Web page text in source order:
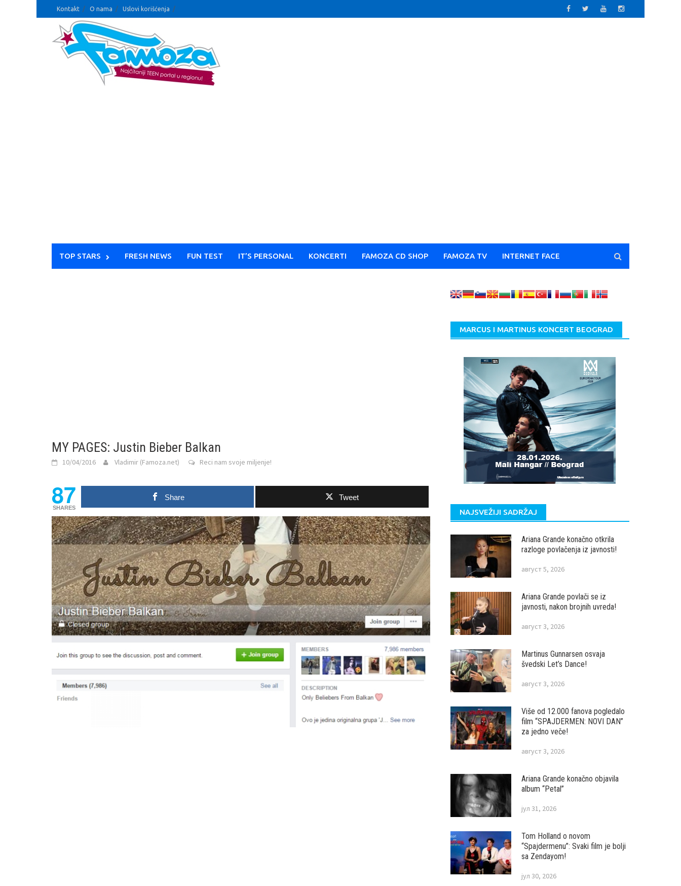
Kontakt O nama Uslovi korišćenja
TOP STARS FRESH NEWS FUN TEST IT’S PERSONAL KONCERTI FAMOZA CD SHOP FAMOZA TV INTERNET FACE
MY PAGES: Justin Bieber Balkan
10/04/2016 Vladimir (Famoza.net) Reci nam svoje miljenje!
87
SHARES
Share Tweet
MARCUS I MARTINUS KONCERT BEOGRAD
NAJSVEŽIJI SADRŽAJ
Ariana Grande konačno otkrila
razloge povlačenja iz javnosti!
август 5, 2026
Ariana Grande povlači se iz
javnosti, nakon brojnih uvreda!
август 3, 2026
Martinus Gunnarsen osvaja
švedski Let’s Dance!
август 3, 2026
Više od 12.000 fanova pogledalo
film “SPAJDERMEN: NOVI DAN”
za jedno veče!
август 3, 2026
Ariana Grande konačno objavila
album “Petal”
јул 31, 2026
Tom Holland o novom
“Spajdermenu”: Svaki film je bolji
sa Zendayom!
јул 30, 2026